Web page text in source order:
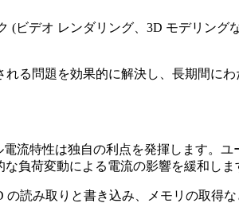
ビデオ レンダリング、3D モデリン
る問題を効果的に解決し、長期間に
流特性は独自の利点を発揮します。
負荷変動による電流の影響を緩和しま
読み取りと書き込み、メモリの取得